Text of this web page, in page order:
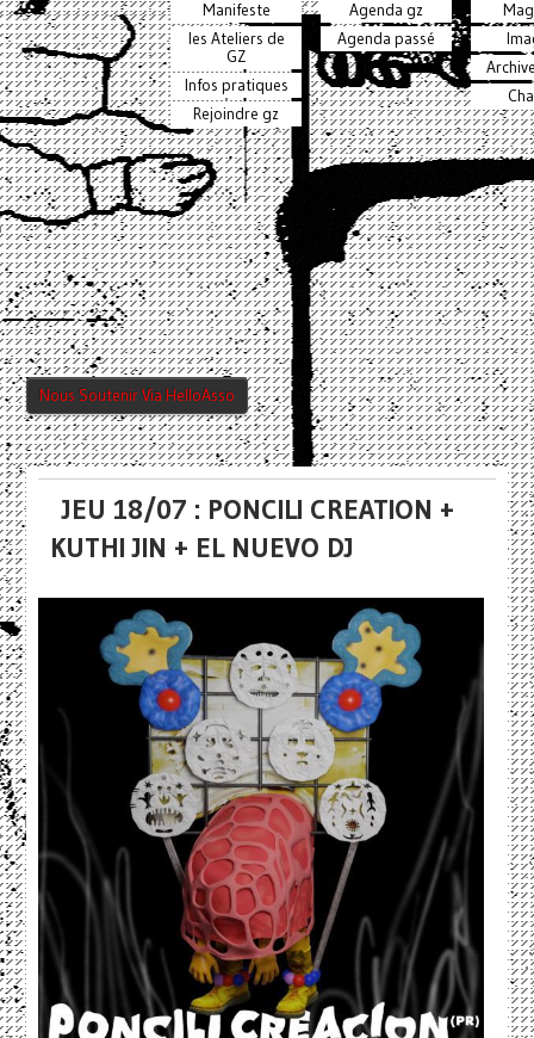
Manifeste
les Ateliers de
GZ
Infos pratiques
Rejoindre gz
Agenda gz
Agenda passé
Nous Soutenir Via HelloAsso
JEU 18/07 : PONCILI CREATION +
KUTHI JIN + EL NUEVO DJ